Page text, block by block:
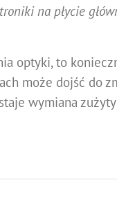
na płycie
optyki, to
może dojść do
wymiana